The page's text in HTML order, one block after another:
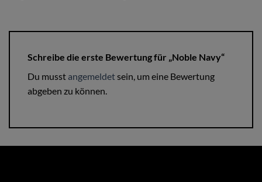
Schreibe die erste Bewertung für „Noble Navy“
Du musst angemeldetsein, um eine Bewertung
abgeben zu können.